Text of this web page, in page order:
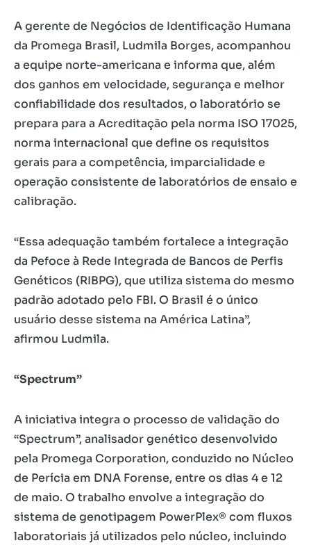
A gerente de Negócios de Identificação Humana
da Promega Brasil, Ludmila Borges, acompanhou
a equipe norte-americana e informa que, além
dos ganhos em velocidade, segurança e melhor
confiabilidade dos resultados, o laboratório se
prepara para a Acreditação pela norma ISO 17025,
norma internacional que define os requisitos
gerais para a competência, imparcialidade e
operação consistente de laboratórios de ensaio e
calibração.
“Essa adequação também fortalece a integração
da Pefoce à Rede Integrada de Bancos de Perfis
Genéticos (RIBPG), que utiliza sistema do mesmo
padrão adotado pelo FBI. O Brasil é o único
usuário desse sistema na América Latina”,
afirmou Ludmila.
“Spectrum”
A iniciativa integra o processo de validação do
“Spectrum”, analisador genético desenvolvido
pela Promega Corporation, conduzido no Núcleo
de Perícia em DNA Forense, entre os dias 4 e 12
de maio. O trabalho envolve a integração do
sistema de genotipagem PowerPlex® com fluxos
laboratoriais já utilizados pelo núcleo, incluindo